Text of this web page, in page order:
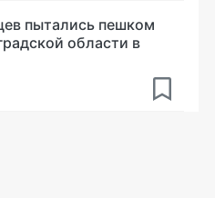
пытались пешком
области в